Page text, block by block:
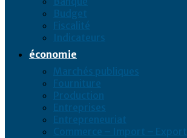
Budget
Fiscalité
Indicateurs
économie
Marchés publiques
Fourniture
Production
Entreprises
Entrepreneuriat
Commerce – Import – Export